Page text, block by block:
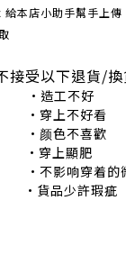
本店小助手幫手上傳
接受以下退貨/
工不好
上不好看
色不喜歡
上顯肥
响穿着的
貨品少許瑕疵